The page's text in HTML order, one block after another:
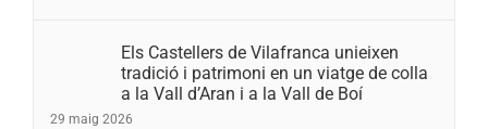
Els Castellers de Vilafranca unieixen
tradició i patrimoni en un viatge de colla
a la Vall d’Aran i a la Vall de Boí
29 maig 2026